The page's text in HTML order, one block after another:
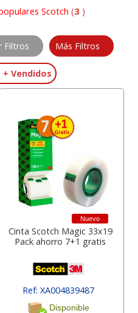
Scotch (3)
Filtros Más Filtros
+ Vendidos
Nuevo
Cinta Scotch Magic 33x19
Pack ahorro 7+1 gratis
Ref: XA004839487
[ 150383 ]
Disponible